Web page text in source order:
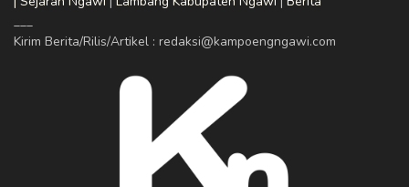
___
Kirim Berita/Rilis/Artikel : redaksi@kampoengngawi.com